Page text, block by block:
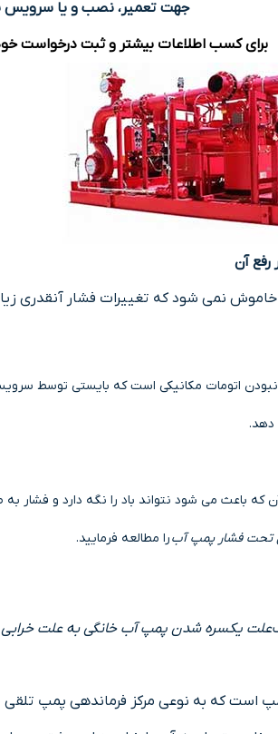
جهت تعمیر، نصب و یا سرویس
برای کسب اطلاعات بیشتر و ثبت درخواست
رفع آن
نمی شود که تغییرات فشار آنقدری
اتومات مکانیکی است که بایستی توسط
دهد.
باعث می شود نتواند باد را نگه دارد و
تحت فشار پمپ آبرا مطالعه فرمایید.
علت یکسره شدن پمپ آب خانگی به علت
است که به نوعی مرکز فرماندهی پمپ